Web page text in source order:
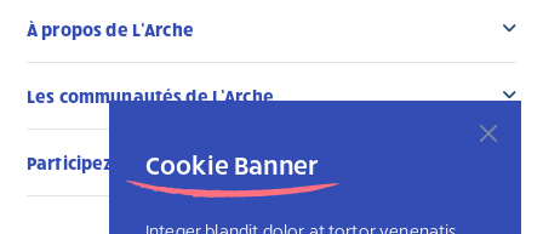
Cookie Banner
À propos de L’Arche
Les communautés de L’Arche
Participez au changement